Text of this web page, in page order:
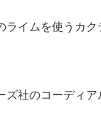
ライムを使うカ
ズ社のコーディア